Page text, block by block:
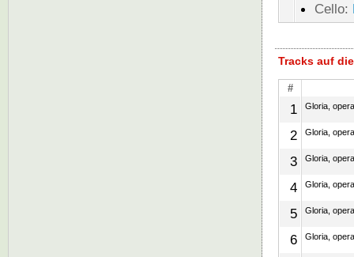
Cello:
Tracks auf
#
1 Gloria,
2 Gloria,
3 Gloria,
4 Gloria,
5 Gloria,
6 Gloria,